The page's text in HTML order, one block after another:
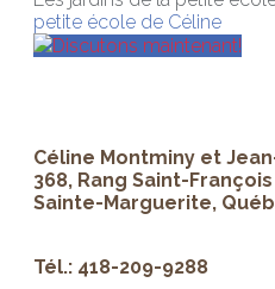
petite école de Céline
Discutons maintenant!
Céline Montminy et
368, Rang Saint-François
Sainte-Marguerite,
Tél.: 418-209-9288